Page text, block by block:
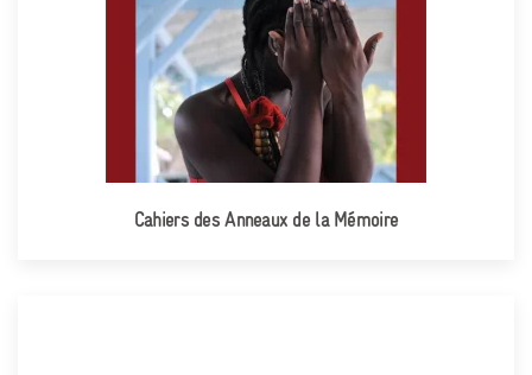
Cahiers des Anneaux de la Mémoire